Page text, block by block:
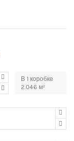
В 1 коробке
2.046 м²